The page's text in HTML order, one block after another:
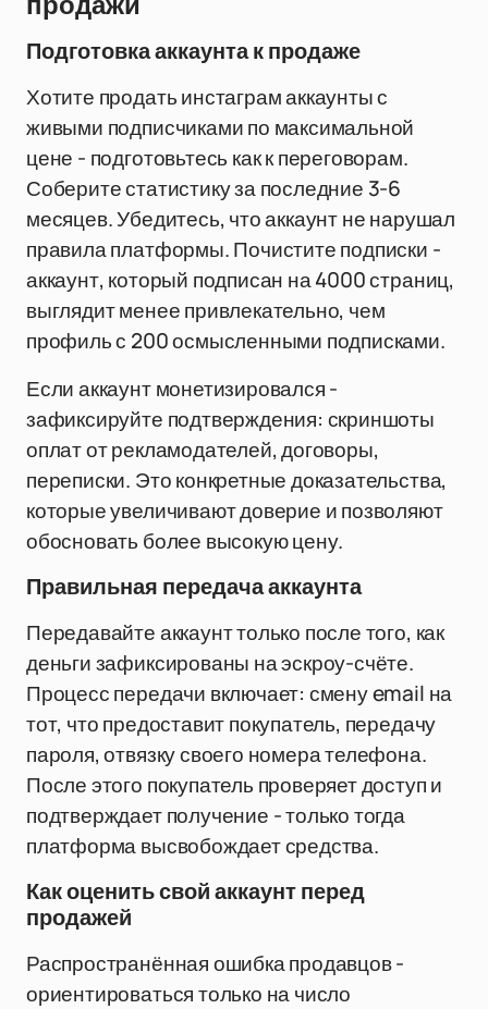
Подготовка аккаунта к продаже
Хотите продать инстаграм аккаунты с
живыми подписчиками по максимальной
цене - подготовьтесь как к переговорам.
Соберите статистику за последние 3-6
месяцев. Убедитесь, что аккаунт не нарушал
правила платформы. Почистите подписки -
аккаунт, который подписан на 4000 страниц,
выглядит менее привлекательно, чем
профиль с 200 осмысленными подписками.
Если аккаунт монетизировался -
зафиксируйте подтверждения: скриншоты
оплат от рекламодателей, договоры,
переписки. Это конкретные доказательства,
которые увеличивают доверие и позволяют
обосновать более высокую цену.
Правильная передача аккаунта
Передавайте аккаунт только после того, как
деньги зафиксированы на эскроу-счёте.
Процесс передачи включает: смену email на
тот, что предоставит покупатель, передачу
пароля, отвязку своего номера телефона.
После этого покупатель проверяет доступ и
подтверждает получение - только тогда
платформа высвобождает средства.
Как оценить свой аккаунт перед
продажей
Распространённая ошибка продавцов -
ориентироваться только на число